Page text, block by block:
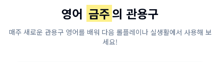
영어 금주의 관용구
매주 새로운 관용구 영어를 배워 다음 롤플레이나 실생활에서 사용해 보
세요!